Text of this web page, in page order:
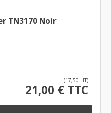
TN3170 Noir
(17,50 HT)
21,00 € TTC